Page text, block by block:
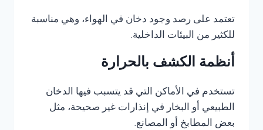
تعتمد على رصد وجود دخان في الهواء، وهي مناسبة
للكثير من البيئات الداخلية.
أنظمة الكشف بالحرارة
تستخدم في الأماكن التي قد يتسبب فيها الدخان
الطبيعي أو البخار في إنذارات غير صحيحة، مثل
بعض المطابخ أو المصانع.